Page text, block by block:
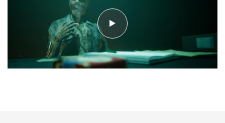
Ne jouez pas seul !
Mettez à l'épreuve votre courage et votre loyauté : risquerez-
vous votre vie pour une personne qui vous est chère ?
Les deux modes multijoueurs acclamés de la série sont de
retour : vivez votre aventure en ligne avec un ami, ou misez
sur la force du nombre en jouant hors ligne et jusqu'à 5 à